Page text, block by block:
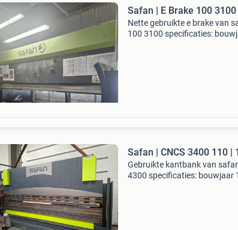
Safan | E Brake 100
Nette gebruikte e brake van
100 3100 specificaties:
Safan | CNCS 3400 110 |
Gebruikte kantbank van
4300 specificaties: bouwjaar